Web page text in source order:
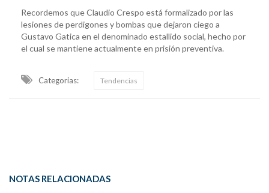
Recordemos que Claudio Crespo está formalizado por las
lesiones de perdigones y bombas que dejaron ciego a
Gustavo Gatica en el denominado estallido social, hecho por
el cual se mantiene actualmente en prisión preventiva.
Categorias: Tendencias
NOTAS RELACIONADAS